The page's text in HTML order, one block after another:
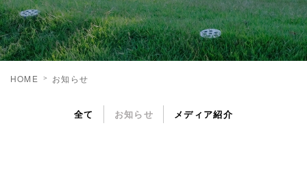
HOME お知らせ
全て お知らせ メディア紹介